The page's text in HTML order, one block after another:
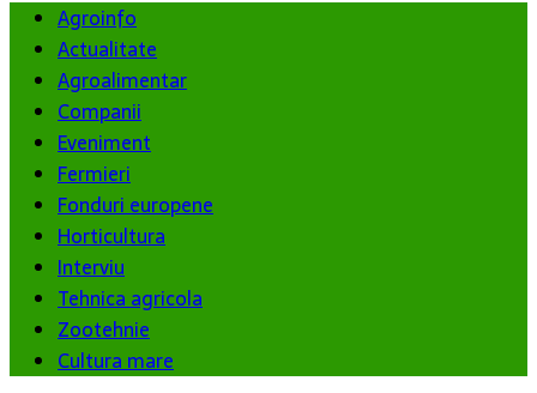
Agroinfo
Actualitate
Agroalimentar
Companii
Eveniment
Fermieri
Fonduri europene
Horticultura
Interviu
Tehnica agricola
Zootehnie
Cultura mare